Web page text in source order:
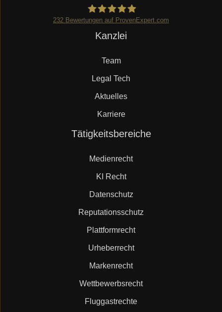
Mueller.legal
232 Bewertungen auf ProvenExpert.com
Kanzlei
Team
Legal Tech
Aktuelles
Karriere
Tätigkeitsbereiche
Medienrecht
KI Recht
Datenschutz
Reputationsschutz
Plattformrecht
Urheberrecht
Markenrecht
Wettbewerbsrecht
Fluggastrechte